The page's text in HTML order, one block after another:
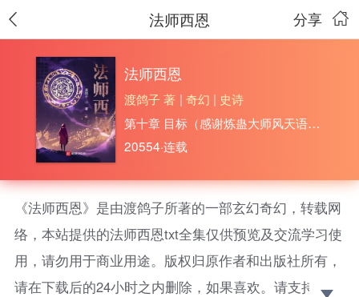
分享
法师西恩
法师西恩
渡鸽子 著 | 奇幻 | 史诗
第十章 目标（感谢炼蛊大师风天语的舵主！）
20554·连载
《法师西恩》是由渡鸽子所著的一部玄幻奇幻，转载网
络，本站提供的法师西恩txt全集仅供预览及交流学习使
用，请勿用于商业用途。版权归原作者和出版社所有，
请在下载后的24小时之内删除，如果喜欢。请支持正